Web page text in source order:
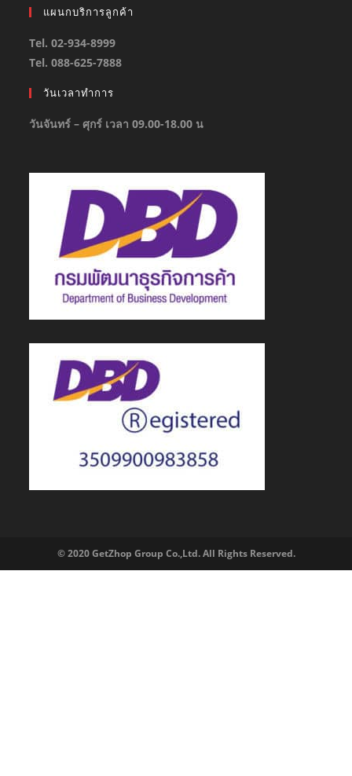
แผนกบริการลูกค้า
Tel. 02-934-8999
Tel. 088-625-7888
วันเวลาทำการ
วันจันทร์ – ศุกร์ เวลา 09.00-18.00 น
© 2020 GetZhop Group Co.,Ltd. All Rights Reserved.